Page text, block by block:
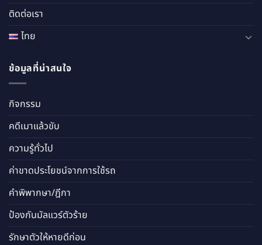
ติดต่อเรา
ไทย
ข้อมูลที่น่าสนใจ
กิจกรรม
คดีเมาแล้วขับ
ความรู้ทั่วไป
ค่าขาดประโยชน์จากการใช้รถ
คำพิพากษา/ฎีกา
ป้องกันมัลแวร์ตัวร้าย
รักษาตัวให้หายดีก่อน